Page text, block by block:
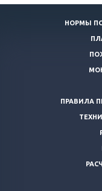
НОРМЫ
ПРАВИЛА